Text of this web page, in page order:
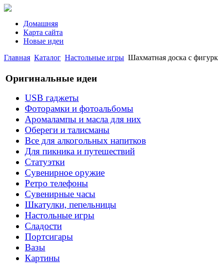
Домашняя
Карта сайта
Новые идеи
Главная Каталог Настольные игры Шахматная доска с
Оригинальные идеи
USB гаджеты
Фоторамки и фотоальбомы
Аромалампы и масла для них
Обереги и талисманы
Все для алкогольных напитков
Для пикника и путешествий
Статуэтки
Сувенирное оружие
Ретро телефоны
Сувенирные часы
Шкатулки, пепельницы
Настольные игры
Сладости
Портсигары
Вазы
Картины